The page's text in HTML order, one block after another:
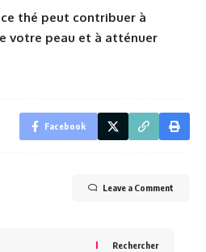
thé peut contribuer à
votre peau et à atténuer
Facebook
Leave a Comment
Rechercher